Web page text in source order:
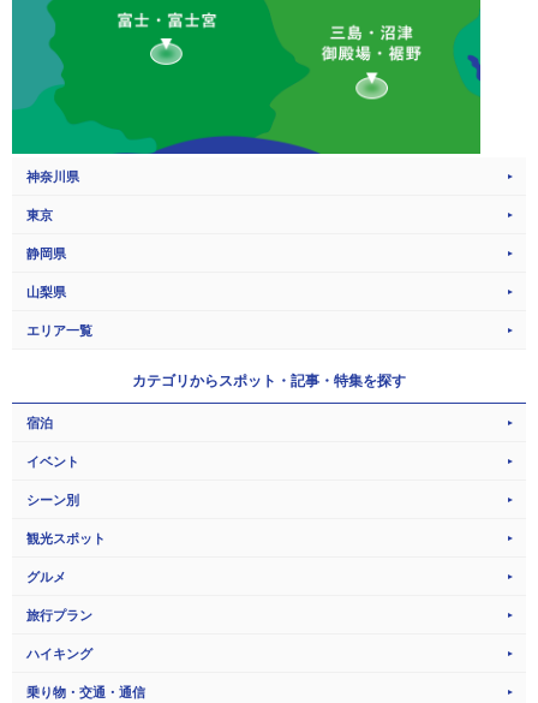
神奈川県
東京
静岡県
山梨県
エリア一覧
カテゴリからスポット・記事・特集を探す
宿泊
イベント
シーン別
観光スポット
グルメ
旅行プラン
ハイキング
乗り物・交通・通信